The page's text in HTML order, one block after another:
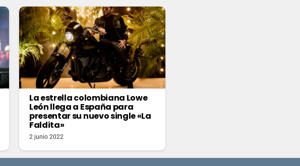
La estrella colombiana Lowe
León llega a España para
presentar su nuevo single «La
Faldita»
2 junio 2022